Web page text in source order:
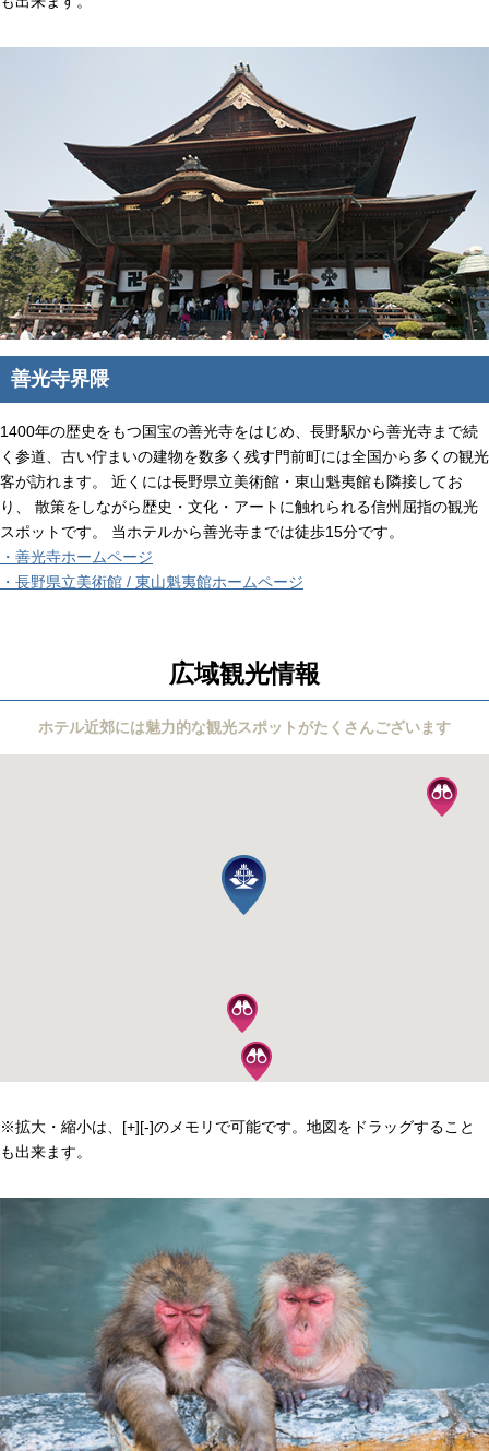
善光寺界隈
1400年の歴史をもつ国宝の善光寺をはじめ、長野駅から善光寺まで続
く参道、古い佇まいの建物を数多く残す門前町には全国から多くの観光
客が訪れます。 近くには長野県立美術館・東山魁夷館も隣接してお
り、 散策をしながら歴史・文化・アートに触れられる信州屈指の観光
スポットです。 当ホテルから善光寺までは徒歩15分です。
・善光寺ホームページ
・長野県立美術館 / 東山魁夷館ホームページ
広域観光情報
ホテル近郊には魅力的な観光スポットがたくさんございます
※拡大・縮小は、[+][-]のメモリで可能です。地図をドラッグすること
も出来ます。